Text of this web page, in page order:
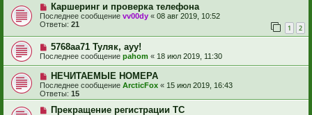
Каршеринг и проверка телефона
Последнее сообщение vv00dy « 08 авг 2019, 10:52
Ответы: 21 1 2
5768аа71 Туляк, ауу!
Последнее сообщение pahom « 18 июл 2019, 11:30
НЕЧИТАЕМЫЕ НОМЕРА
Последнее сообщение ArcticFox « 15 июл 2019, 16:43
Ответы: 15
Прекращение регистрации ТС